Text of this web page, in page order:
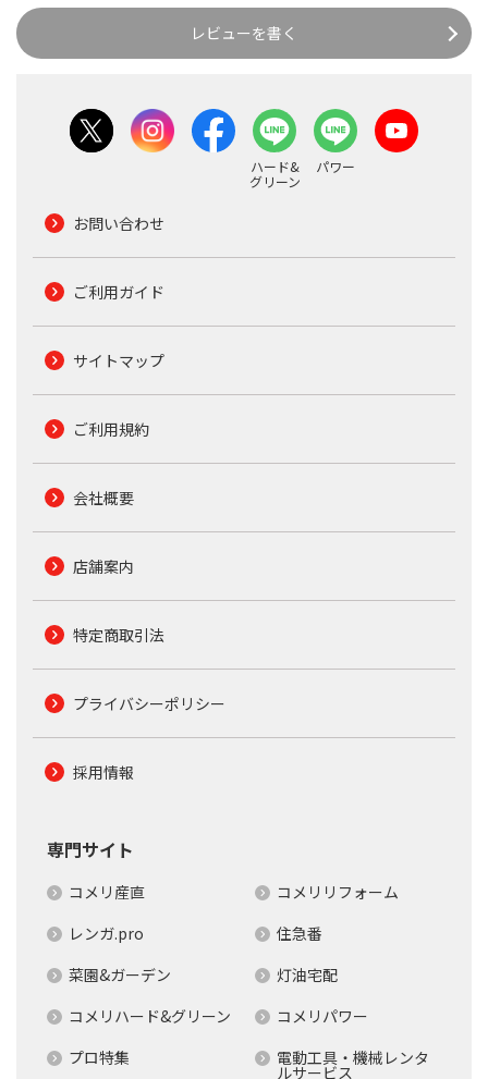
レビューを書く
ハード&
グリーン
パワー
お問い合わせ
ご利用ガイド
サイトマップ
ご利用規約
会社概要
店舗案内
特定商取引法
プライバシーポリシー
採用情報
専門サイト
コメリ産直
コメリリフォーム
レンガ.pro
住急番
菜園&ガーデン
灯油宅配
コメリハード&グリーン
コメリパワー
プロ特集
電動工具・機械レンタ
ルサービス